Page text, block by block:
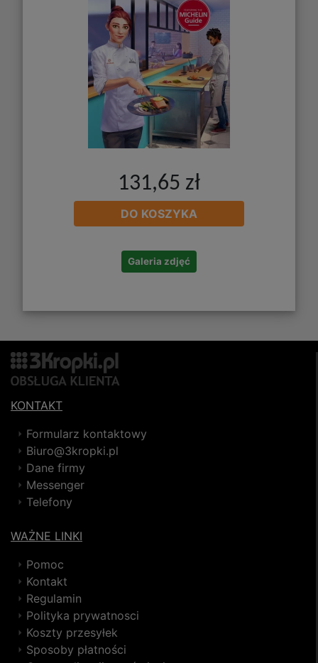
131,65 zł
DO KOSZYKA
Galeria zdjęć
KONTAKT
Formularz kontaktowy
Biuro@3kropki.pl
Dane firmy
Messenger
Telefony
WAŻNE LINKI
Pomoc
Kontakt
Regulamin
Polityka prywatnosci
Koszty przesyłek
Sposoby płatności